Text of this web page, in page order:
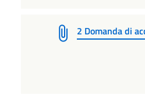
2 Domanda di